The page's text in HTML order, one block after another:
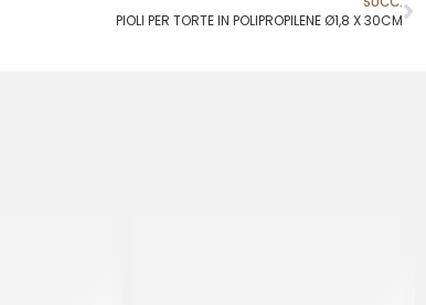
PIOLI PER TORTE IN POLIPROPILENE Ø1,8 X 30CM